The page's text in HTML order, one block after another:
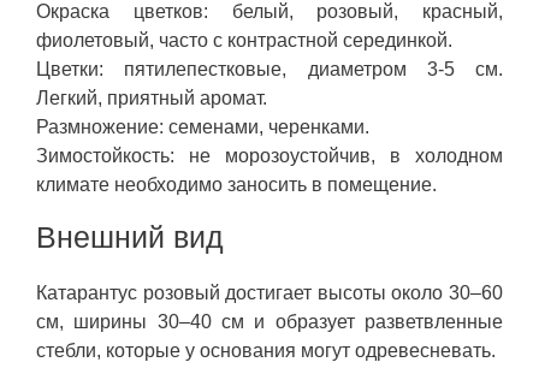
Окраска цветков: белый, розовый, красный,
фиолетовый, часто с контрастной серединкой.
Цветки: пятилепестковые, диаметром 3-5 см.
Легкий, приятный аромат.
Размножение: семенами, черенками.
Зимостойкость: не морозоустойчив, в холодном
климате необходимо заносить в помещение.
Внешний вид
Катарантус розовый достигает высоты около 30–60
см, ширины 30–40 см и образует разветвленные
стебли, которые у основания могут одревесневать.